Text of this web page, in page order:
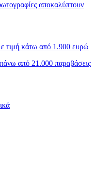
αποκαλύπτουν
τιμή κάτω από 1.900 ευρώ
από 21.000 παραβάσεις